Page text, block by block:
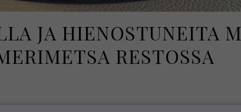
JA HIENOSTUNEITA
RESTOSSA